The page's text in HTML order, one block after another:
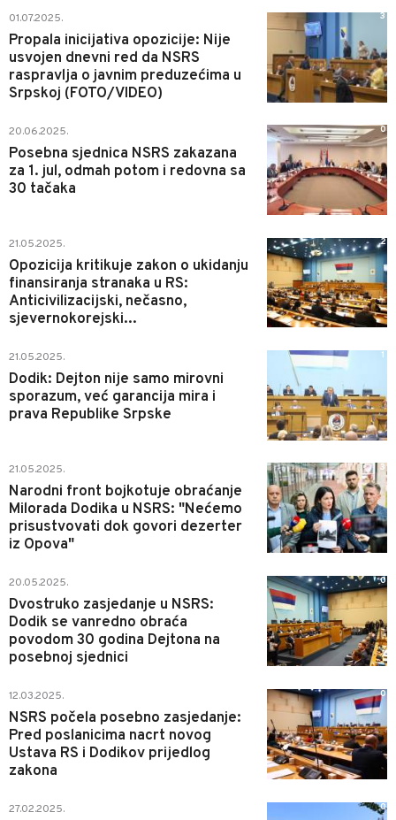
01.07.2025.
Propala inicijativa opozicije: Nije
usvojen dnevni red da NSRS
raspravlja o javnim preduzećima u
Srpskoj (FOTO/VIDEO)
3
20.06.2025.
Posebna sjednica NSRS zakazana
za 1. jul, odmah potom i redovna sa
30 tačaka
0
21.05.2025.
Opozicija kritikuje zakon o ukidanju
finansiranja stranaka u RS:
Anticivilizacijski, nečasno,
sjevernokorejski...
2
21.05.2025.
Dodik: Dejton nije samo mirovni
sporazum, već garancija mira i
prava Republike Srpske
1
21.05.2025.
Narodni front bojkotuje obraćanje
Milorada Dodika u NSRS: "Nećemo
prisustvovati dok govori dezerter
iz Opova"
3
20.05.2025.
Dvostruko zasjedanje u NSRS:
Dodik se vanredno obraća
povodom 30 godina Dejtona na
posebnoj sjednici
0
12.03.2025.
NSRS počela posebno zasjedanje:
Pred poslanicima nacrt novog
Ustava RS i Dodikov prijedlog
zakona
0
27.02.2025. 0